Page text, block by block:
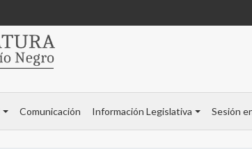
Comunicación Información Legislativa Sesión